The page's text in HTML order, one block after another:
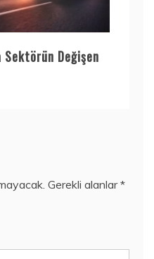
Sektörün Değişen
Gerekli alanlar*